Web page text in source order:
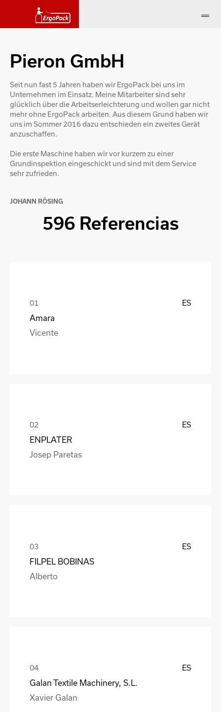
Pieron GmbH
Seit nun fast 5 Jahren haben wir ErgoPack bei uns im
Unternehmen im Einsatz. Meine Mitarbeiter sind sehr
glücklich über die Arbeitserleichterung und wollen gar nicht
mehr ohne ErgoPack arbeiten. Aus diesem Grund haben wir
uns im Sommer 2016 dazu entschieden ein zweites Gerät
anzuschaffen.
Die erste Maschine haben wir vor kurzem zu einer
Grundinspektion eingeschickt und sind mit dem Service
sehr zufrieden.
JOHANN RÖSING
596 Referencias
ES
Amara
Vicente
ES
ENPLATER
Josep Paretas
ES
FILPEL BOBINAS
Alberto
ES
Galan Textile Machinery, S.L.
Xavier Galan